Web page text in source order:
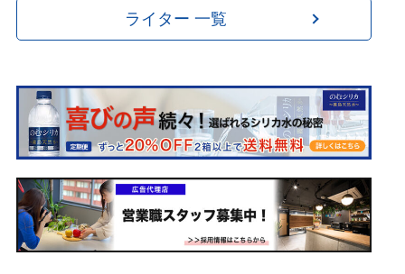
ライター 一覧